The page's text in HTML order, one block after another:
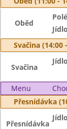
Oběd
Jídlo
Svačina (14:00
Svačina
Jídlo
Menu
Přesnídávka
Přesnídávka
Jídlo